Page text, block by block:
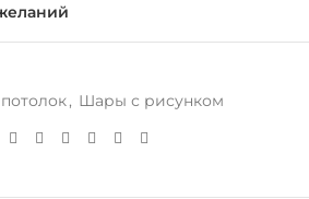
, Шары с рисунком